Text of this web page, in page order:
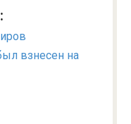
взнесен на